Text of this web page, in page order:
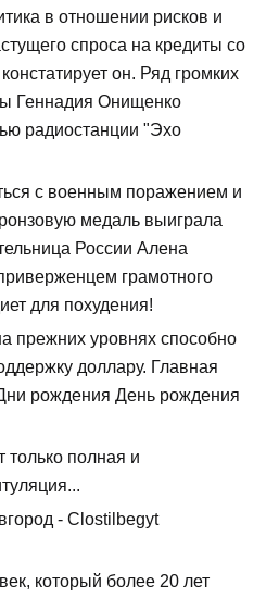
в отношении рисков и
спроса на кредиты со
он. Ряд громких
Геннадия Онищенко
радиостанции "Эхо
с военным поражением и
медаль выиграла
России Алена
грамотного
для похудения!
прежних уровнях способно
доллару. Главная
рождения День рождения
только полная и
- Clostilbegyt
который более 20 лет